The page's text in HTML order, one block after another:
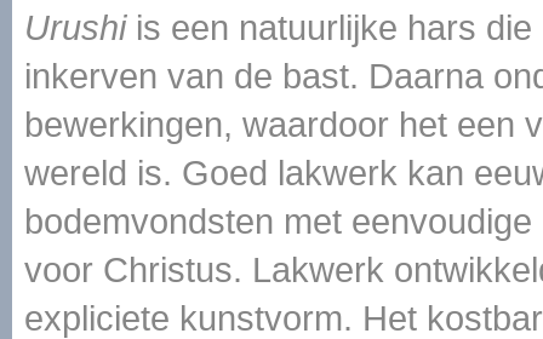
Urushi is een natuurlijke hars
inkerven van de bast. Daarna
bewerkingen, waardoor het een
wereld is. Goed lakwerk kan
bodemvondsten met
voor Christus. Lakwerk
expliciete kunstvorm. Het